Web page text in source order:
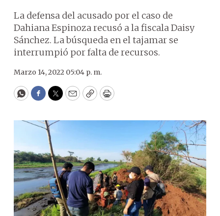
La defensa del acusado por el caso de
Dahiana Espinoza recusó a la fiscala Daisy
Sánchez. La búsqueda en el tajamar se
interrumpió por falta de recursos.
Marzo 14, 2022 05:04 p. m.
WhatsApp
Facebook
Twitter
EmailCopyPrint